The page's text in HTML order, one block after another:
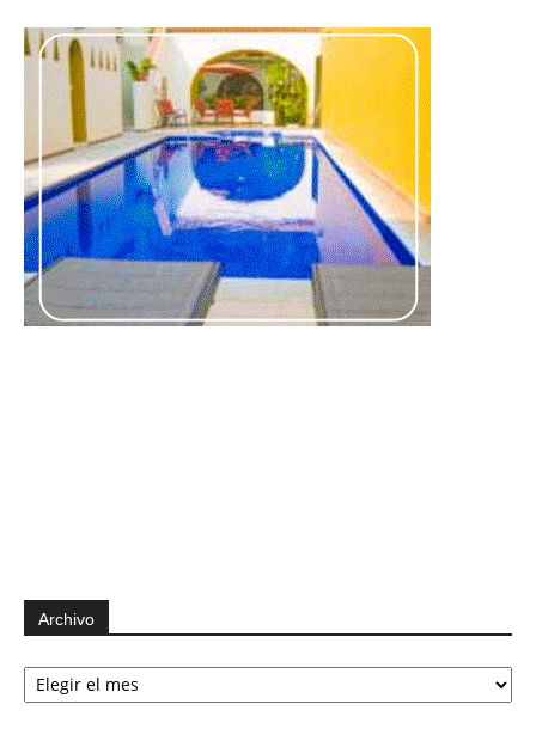
Archivo
Archivo